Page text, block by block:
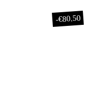
-€80.50